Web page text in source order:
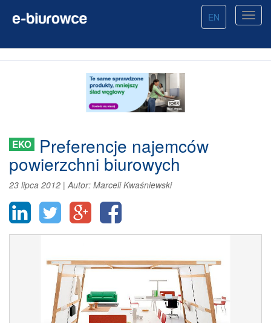
EN
EKO Preferencje najemców
powierzchni biurowych
23 lipca 2012 |Autor: Marceli Kwaśniewski